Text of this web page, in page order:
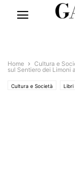
Home Cultura e
sul Sentiero dei Limoni
Cultura e Società Libri